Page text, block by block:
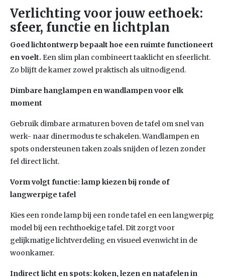
Verlichting voor jouw eethoek:
sfeer, functie en lichtplan
Goed lichtontwerp bepaalt hoe een ruimte functioneert
en voelt. Een slim plan combineert taaklicht en sfeerlicht.
Zo blijft de kamer zowel praktisch als uitnodigend.
Dimbare hanglampen en wandlampen voor elk
moment
Gebruik dimbare armaturen boven de tafel om snel van
werk- naar dinermodus te schakelen. Wandlampen en
spots ondersteunen taken zoals snijden of lezen zonder
fel direct licht.
Vorm volgt functie: lamp kiezen bij ronde of
langwerpige tafel
Kies een ronde lamp bij een ronde tafel en een langwerpig
model bij een rechthoekige tafel. Dit zorgt voor
gelijkmatige lichtverdeling en visueel evenwicht in de
woonkamer.
Indirect licht en spots: koken, lezen en natafelen in